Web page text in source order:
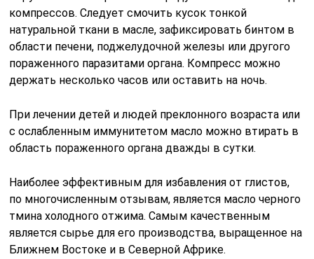
компрессов. Следует смочить кусок тонкой
натуральной ткани в масле, зафиксировать бинтом в
области печени, поджелудочной железы или другого
пораженного паразитами органа. Компресс можно
держать несколько часов или оставить на ночь.
При лечении детей и людей преклонного возраста или
с ослабленным иммунитетом масло можно втирать в
область пораженного органа дважды в сутки.
Наиболее эффективным для избавления от глистов,
по многочисленным отзывам, является масло черного
тмина холодного отжима. Самым качественным
является сырье для его производства, выращенное на
Ближнем Востоке и в Северной Африке.